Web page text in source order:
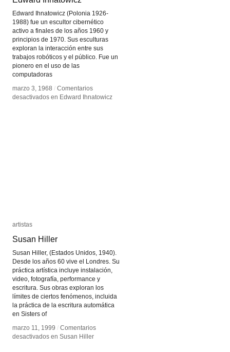
Edward Ihnatowicz (Polonia 1926-
1988) fue un escultor cibernético
activo a finales de los años 1960 y
principios de 1970. Sus esculturas
exploran la interacción entre sus
trabajos robóticos y el público. Fue un
pionero en el uso de las
computadoras
marzo 3, 1968 / Comentarios
desactivados en Edward Ihnatowicz
marzo 3, 1968 / Comentarios
desactivados en Edward Ihnatowicz
artistas
Susan Hiller
Susan Hiller, (Estados Unidos, 1940).
Desde los años 60 vive el Londres. Su
práctica artística incluye instalación,
video, fotografía, performance y
escritura. Sus obras exploran los
límites de ciertos fenómenos, incluida
la práctica de la escritura automática
en Sisters of
marzo 11, 1999 / Comentarios
desactivados en Susan Hiller
artistas
Susan Hiller
marzo 11, 1999 / Comentarios
desactivados en Susan Hiller